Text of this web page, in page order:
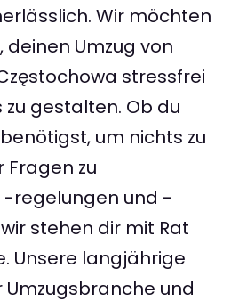
Wir möchten
Umzug von
stressfrei
gestalten. Ob du
um nichts zu
Fragen zu
-regelungen und -
stehen dir mit Rat
Unsere langjährige
Umzugsbranche und